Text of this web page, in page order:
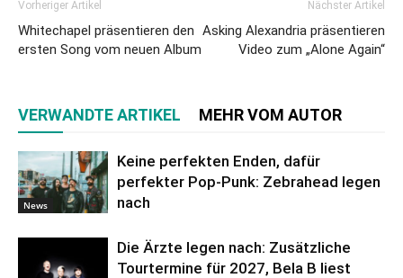
Vorheriger Artikel
Whitechapel präsentieren den
ersten Song vom neuen Album
Nächster Artikel
Asking Alexandria präsentieren
Video zum „Alone Again“
VERWANDTE ARTIKEL MEHR VOM AUTOR
News
Keine perfekten Enden, dafür
perfekter Pop-Punk: Zebrahead legen
nach
Die Ärzte legen nach: Zusätzliche
Tourtermine für 2027, Bela B liest